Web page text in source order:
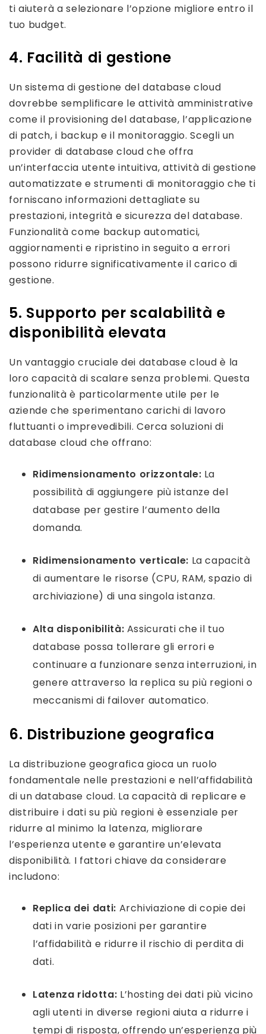
ti aiuterà a selezionare l’opzione migliore entro il
tuo budget.
4. Facilità di gestione
Un sistema di gestione del database cloud
dovrebbe semplificare le attività amministrative
come il provisioning del database, l’applicazione
di patch, i backup e il monitoraggio. Scegli un
provider di database cloud che offra
un’interfaccia utente intuitiva, attività di gestione
automatizzate e strumenti di monitoraggio che ti
forniscano informazioni dettagliate su
prestazioni, integrità e sicurezza del database.
Funzionalità come backup automatici,
aggiornamenti e ripristino in seguito a errori
possono ridurre significativamente il carico di
gestione.
5. Supporto per scalabilità e
disponibilità elevata
Un vantaggio cruciale dei database cloud è la
loro capacità di scalare senza problemi. Questa
funzionalità è particolarmente utile per le
aziende che sperimentano carichi di lavoro
fluttuanti o imprevedibili. Cerca soluzioni di
database cloud che offrano:
Ridimensionamento orizzontale: La
possibilità di aggiungere più istanze del
database per gestire l’aumento della
domanda.
Ridimensionamento verticale: La capacità
di aumentare le risorse (CPU, RAM, spazio di
archiviazione) di una singola istanza.
Alta disponibilità: Assicurati che il tuo
database possa tollerare gli errori e
continuare a funzionare senza interruzioni, in
genere attraverso la replica su più regioni o
meccanismi di failover automatico.
6. Distribuzione geografica
La distribuzione geografica gioca un ruolo
fondamentale nelle prestazioni e nell’affidabilità
di un database cloud. La capacità di replicare e
distribuire i dati su più regioni è essenziale per
ridurre al minimo la latenza, migliorare
l’esperienza utente e garantire un’elevata
disponibilità. I fattori chiave da considerare
includono:
Replica dei dati: Archiviazione di copie dei
dati in varie posizioni per garantire
l’affidabilità e ridurre il rischio di perdita di
dati.
Latenza ridotta: L’hosting dei dati più vicino
agli utenti in diverse regioni aiuta a ridurre i
tempi di risposta, offrendo un’esperienza più